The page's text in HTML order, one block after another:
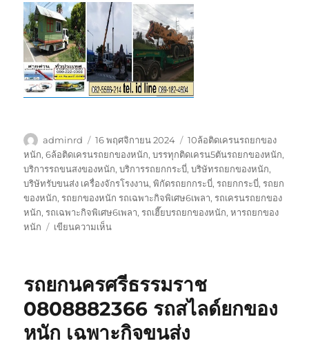
ผู้
เขียน
adminrd
เขียน
เมื่อ
16 พฤศจิกายน 2024
ป้าย
กำกับ
10ล้อติดเครนรถยกของ
หนัก,6ล้อติดเครนรถยกของหนัก,บรรทุกติดเครน5ตันรถยกของหนัก,
บริการรถขนสงของหนัก,บริการรถยกกระบี่,บริษัทรถยกของหนัก,
บริษัทรับขนส่ง เครื่องจักรโรงงาน,พิกัดรถยกกระบี่,รถยกกระบี่,รถยก
ของหนัก,รถยกของหนัก รถเฉพาะกิจพิเศษ6เพลา,รถเครนรถยกของ
หนัก,รถเฉพาะกิจพิเศษ6เพลา,รถเฮี๊ยบรถยกของหนัก,หารถยกของ
หนัก
เขียนความเห็นบน
0808882366
สไลด์
ยก
ของ
รถยกนครศรีธรรมราช
0808882366 รถสไลด์ยกของ
หนัก เฉพาะกิจขนส่ง